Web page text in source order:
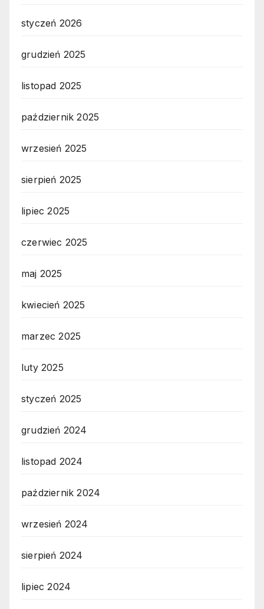
styczeń 2026
grudzień 2025
listopad 2025
październik 2025
wrzesień 2025
sierpień 2025
lipiec 2025
czerwiec 2025
maj 2025
kwiecień 2025
marzec 2025
luty 2025
styczeń 2025
grudzień 2024
listopad 2024
październik 2024
wrzesień 2024
sierpień 2024
lipiec 2024